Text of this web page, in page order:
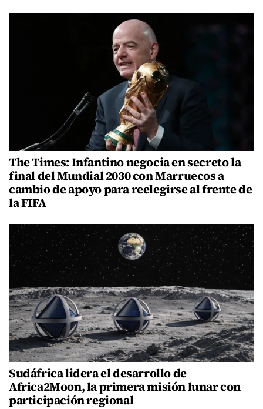
The Times: Infantino negocia en secreto la
final del Mundial 2030 con Marruecos a
cambio de apoyo para reelegirse al frente de
la FIFA
Sudáfrica lidera el desarrollo de
Africa2Moon, la primera misión lunar con
participación regional